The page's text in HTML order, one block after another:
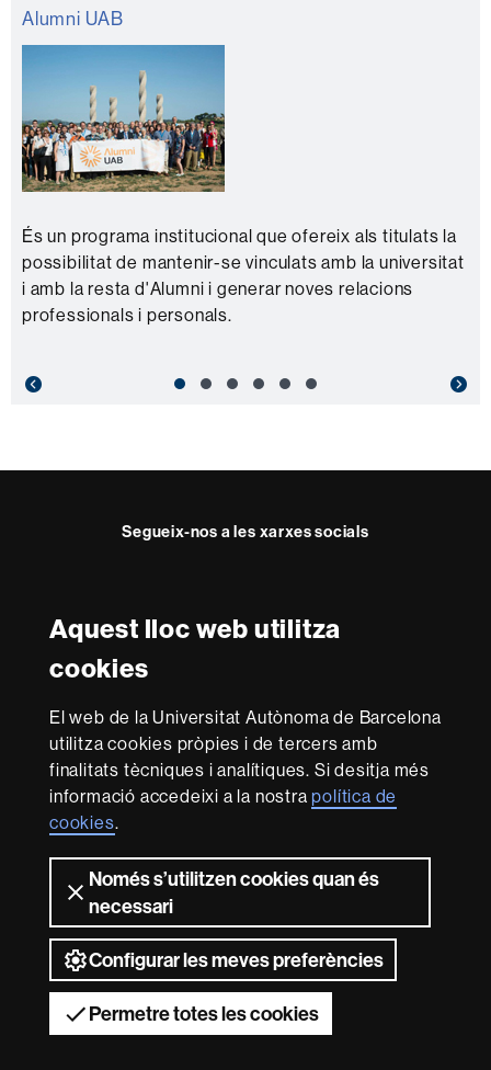
Aquest lloc web utilitza
cookies
El web de la Universitat Autònoma de Barcelona
utilitza cookies pròpies i de tercers amb
finalitats tècniques i analítiques. Si desitja més
informació accedeixi a la nostrapolítica de
cookies.
Només s’utilitzen cookies quan és
necessari
Configurar les meves preferències
Permetre totes les cookies
Alumni UAB
És un programa institucional que ofereix als titulats la
possibilitat de mantenir-se vinculats amb la universitat
i amb la resta d'Alumni i generar noves relacions
professionals i personals.
Segueix-nos a les xarxes socials
FFLFFLFFLFFL
Reconeixement internacional de l'excel·lència
in
Research
-
Euraxess
Amb el finançament de
Sobre
aquest
web
Avís legal
web Accessibilitat web Mapa del web UAB
2026 Universitat Autònoma de Barcelona